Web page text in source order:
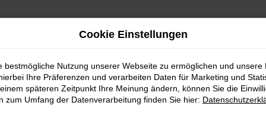
nach Rottweil
Cookie Einstellungen
bestmögliche Nutzung unserer Webseite zu ermöglichen und unsere
Ihre Präferenzen und verarbeiten Daten für Marketing und
späteren Zeitpunkt Ihre Meinung ändern, können Sie die
zum Umfang der Datenverarbeitung finden Sie hier: